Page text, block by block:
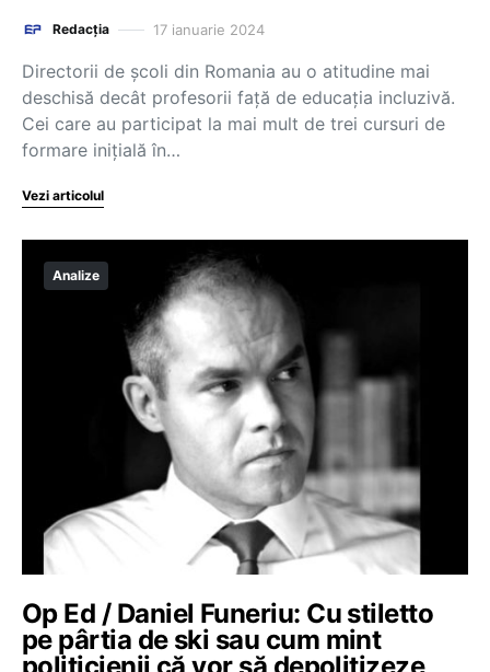
Redacția 17 ianuarie 2024
Directorii de şcoli din Romania au o atitudine mai
deschisă decât profesorii faţă de educaţia incluzivă.
Cei care au participat la mai mult de trei cursuri de
formare iniţială în…
Vezi articolul
Analize
Op Ed / Daniel Funeriu: Cu stiletto
pe pârtia de ski sau cum mint